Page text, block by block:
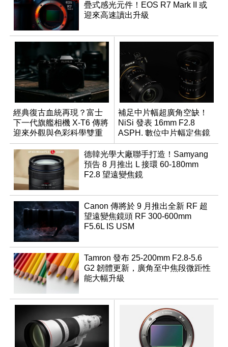
疊式感光元件！EOS R7 Mark II 或
迎來高速讀出升級
經典復古血統再現？富士
下一代旗艦相機 X-T6 傳將
迎來外觀與色彩科學雙重
優化
補足中片幅超廣角空缺！
NiSi 發表 16mm F2.8
ASPH. 數位中片幅定焦鏡
德韓光學大廠聯手打造！Samyang
預告 8 月推出 L 接環 60-180mm
F2.8 望遠變焦鏡
Canon 傳將於 9 月推出全新 RF 超
望遠變焦鏡頭 RF 300-600mm
F5.6L IS USM
Tamron 發布 25-200mm F2.8-5.6
G2 韌體更新，廣角至中焦段微距性
能大幅升級